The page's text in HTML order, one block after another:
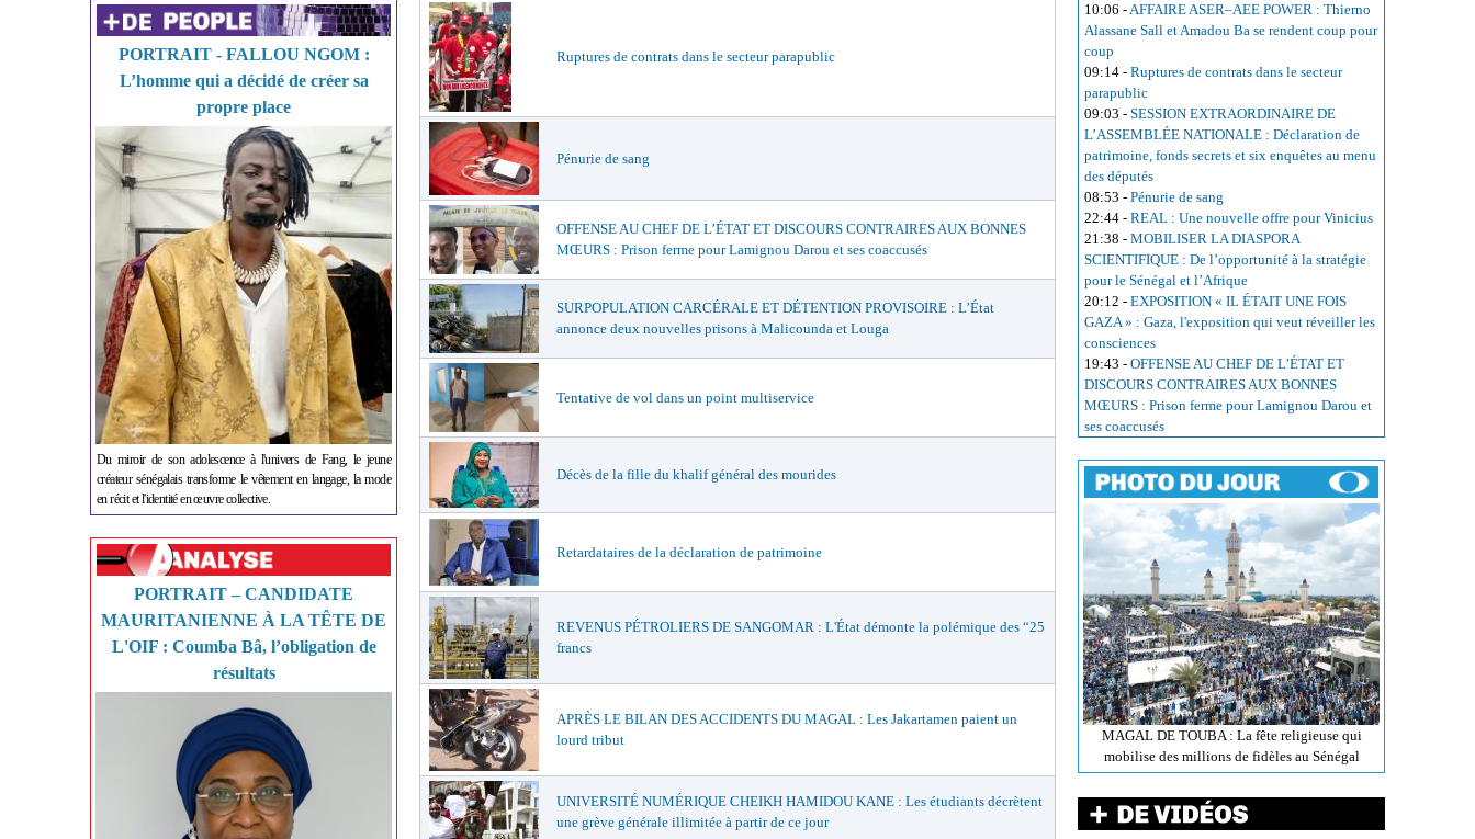
PORTRAIT - FALLOU NGOM :
L’homme qui a décidé de créer sa
propre place
Du miroir de son adolescence à l'univers de Fang, le jeune
créateur sénégalais transforme le vêtement en langage, la mode
en récit et l'identité en œuvre collective.
PORTRAIT – CANDIDATE
MAURITANIENNE À LA TÊTE DE
L'OIF : Coumba Bâ, l’obligation de
résultats
Ruptures de contrats dans le secteur parapublic
Pénurie de sang
OFFENSE AU CHEF DE L’ÉTAT ET DISCOURS CONTRAIRES AUX BONNES
MŒURS : Prison ferme pour Lamignou Darou et ses coaccusés
SURPOPULATION CARCÉRALE ET DÉTENTION PROVISOIRE : L’État
annonce deux nouvelles prisons à Malicounda et Louga
Tentative de vol dans un point multiservice
Décès de la fille du khalif général des mourides
Retardataires de la déclaration de patrimoine
REVENUS PÉTROLIERS DE SANGOMAR : L'État démonte la polémique des “25
francs
APRÈS LE BILAN DES ACCIDENTS DU MAGAL : Les Jakartamen paient un
lourd tribut
UNIVERSITÉ NUMÉRIQUE CHEIKH HAMIDOU KANE : Les étudiants décrètent
une grève générale illimitée à partir de ce jour
10:06 -AFFAIRE ASER–AEE POWER : Thierno
Alassane Sall et Amadou Ba se rendent coup pour
coup
09:14 - Ruptures de contrats dans le secteur
parapublic
09:03 - SESSION EXTRAORDINAIRE DE
L’ASSEMBLÉE NATIONALE : Déclaration de
patrimoine, fonds secrets et six enquêtes au menu
des députés
08:53 - Pénurie de sang
22:44 - REAL : Une nouvelle offre pour Vinicius
21:38 - MOBILISER LA DIASPORA
SCIENTIFIQUE : De l’opportunité à la stratégie
pour le Sénégal et l’Afrique
20:12 - EXPOSITION « IL ÉTAIT UNE FOIS
GAZA » : Gaza, l'exposition qui veut réveiller les
consciences
19:43 - OFFENSE AU CHEF DE L’ÉTAT ET
DISCOURS CONTRAIRES AUX BONNES
MŒURS : Prison ferme pour Lamignou Darou et
ses coaccusés
MAGAL DE TOUBA : La fête religieuse qui
mobilise des millions de fidèles au Sénégal